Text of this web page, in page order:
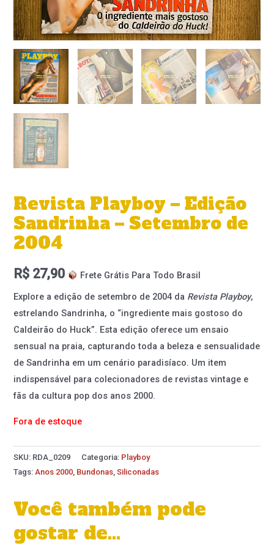
Revista Playboy – Edição
Sandrinha – Setembro de
2004
R$ 27,90
Frete Grátis Para Todo Brasil
Explore a edição de setembro de 2004 da Revista Playboy,
estrelando Sandrinha, o “ingrediente mais gostoso do
Caldeirão do Huck”. Esta edição oferece um ensaio
sensual na praia, capturando toda a beleza e sensualidade
de Sandrinha em um cenário paradisíaco. Um item
indispensável para colecionadores de revistas vintage e
fãs da cultura pop dos anos 2000.
Fora de estoque
SKU: RDA_0209 Categoria: Playboy
Tags:Anos 2000, Bundonas,Siliconadas
Você também pode
gostar de…